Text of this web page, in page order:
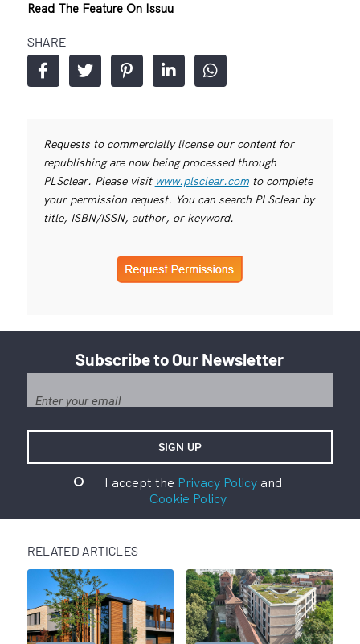
Read The Feature On Issuu
SHARE
Requests to commercially license our content for
republishing are now being processed through
PLSclear. Please visit www.plsclear.comto complete
your permission request. You can search PLSclear by
title, ISBN/ISSN, author, or keyword.
Subscribe to Our Newsletter
I accept the Privacy Policyand
Cookie Policy
RELATED ARTICLES